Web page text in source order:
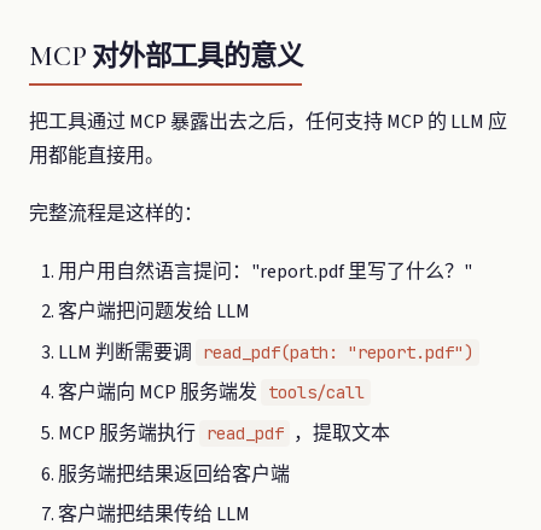
MCP 对外部工具的意义
把工具通过 MCP 暴露出去之后，任何支持 MCP 的 LLM 应
用都能直接用。
完整流程是这样的：
用户用自然语言提问："report.pdf 里写了什么？"
客户端把问题发给 LLM
LLM 判断需要调
read_pdf(path: "report.pdf")
客户端向 MCP 服务端发 tools/call
MCP 服务端执行 read_pdf ，提取文本
服务端把结果返回给客户端
客户端把结果传给 LLM